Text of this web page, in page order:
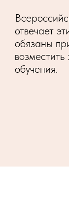
отвечает
обязаны
обучения.